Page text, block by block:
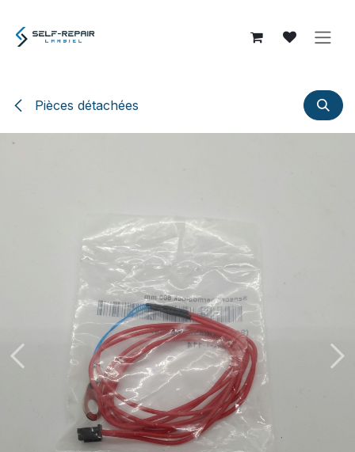
Pièces détachées